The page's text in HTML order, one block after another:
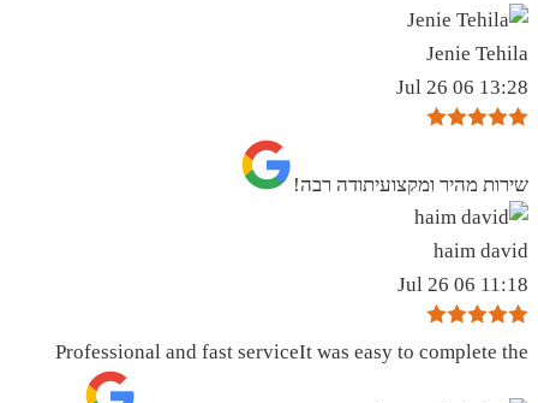
Jenie Tehila
13:28 06 Jul 26
שירות מהיר ומקצועיתודה רבה!
haim david
11:18 06 Jul 26
Professional and fast serviceIt was easy to complete the